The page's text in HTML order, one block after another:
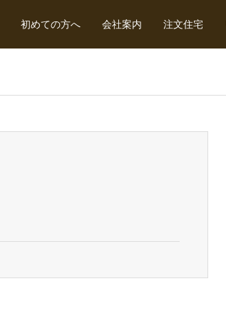
初めての方へ 会社案内 注文住宅